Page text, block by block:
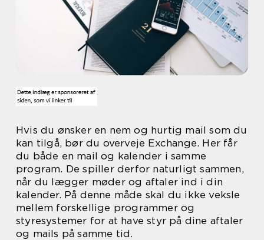
Hvis du ønsker en nem og hurtig mail som du
kan tilgå, bør du overveje Exchange. Her får
du både en mail og kalender i samme
program. De spiller derfor naturligt sammen,
når du lægger møder og aftaler ind i din
kalender. På denne måde skal du ikke veksle
mellem forskellige programmer og
styresystemer for at have styr på dine aftaler
og mails på samme tid.